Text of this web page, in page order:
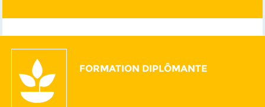
FORMATION DIPLÔMANTE